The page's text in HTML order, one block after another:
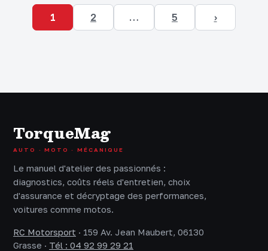
1 2 … 5 ›
TorqueMag
AUTO · MOTO · MÉCANIQUE
Le manuel d'atelier des passionnés :
diagnostics, coûts réels d'entretien, choix
d'assurance et décryptage des performances,
voitures comme motos.
RC Motorsport · 159 Av. Jean Maubert, 06130
Grasse · Tél : 04 92 99 29 21